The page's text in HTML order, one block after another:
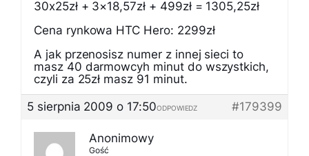
30x25zł + 3×18,57zł + 499zł = 1305,25zł
Cena rynkowa HTC Hero: 2299zł
A jak przenosisz numer z innej sieci to
masz 40 darmowcyh minut do wszystkich,
czyli za 25zł masz 91 minut.
5 sierpnia 2009 o 17:50
#179399
ODPOWIEDZ
Anonimowy
Gość